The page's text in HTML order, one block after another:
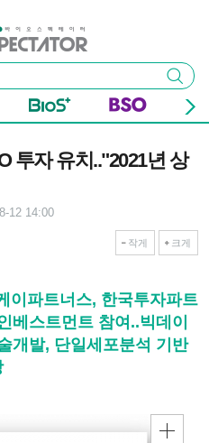
이터
검색
투자 유치.."2021년 상
12 14:00
작게 크게
이파트너스, 한국투자파트
베스트먼트 참여..빅데이
개발, 단일세포분석 기반